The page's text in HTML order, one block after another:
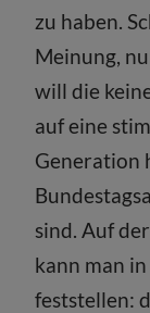
zu haben.
Meinung,
will die
auf eine
Generation
sind. Auf
kann man
feststellen: